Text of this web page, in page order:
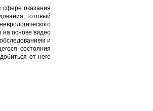
оказания
готовый
на основе видео
и
состояния
от него